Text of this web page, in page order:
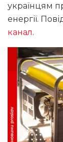
українцям
енергії.
канал.